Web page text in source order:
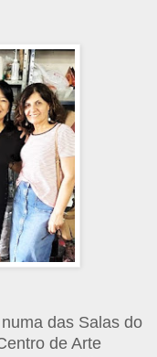
das Salas do
de Arte